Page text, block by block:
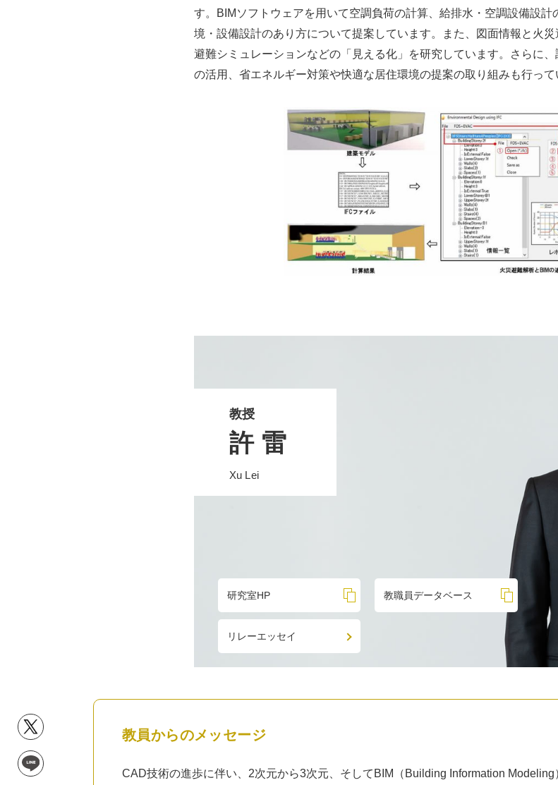
す。BIMソフトウェアを用いて空調負荷の計算、給排水・空調設備設
境・設備設計のあり方について提案しています。また、図面情報と火
避難シミュレーションなどの「見える化」を研究しています。さらに
の活用、省エネルギー対策や快適な居住環境の提案の取り組みも行って
教授
許 雷
Xu Lei
研究室HP 教職員データベース
リレーエッセイ
教員からのメッセージ
CAD技術の進歩に伴い、2次元から3次元、そしてBIM（Building Information